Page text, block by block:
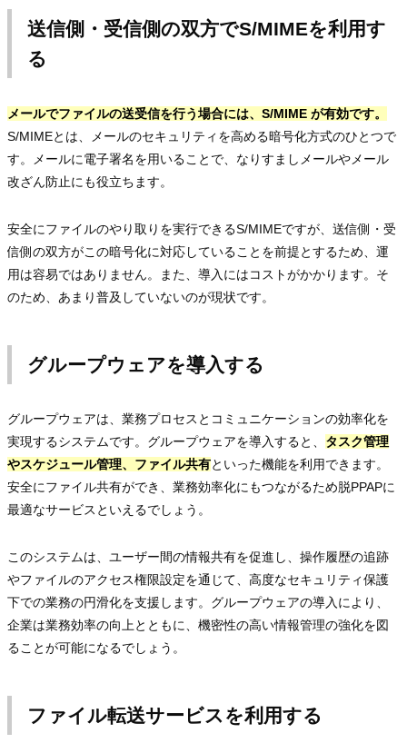
送信側・受信側の双方でS/MIMEを利用す
る
メールでファイルの送受信を行う場合には、S/MIME が有効です。
S/MIMEとは、メールのセキュリティを高める暗号化方式のひとつで
す。メールに電子署名を用いることで、なりすましメールやメール
改ざん防止にも役立ちます。
安全にファイルのやり取りを実行できるS/MIMEですが、送信側・受
信側の双方がこの暗号化に対応していることを前提とするため、運
用は容易ではありません。また、導入にはコストがかかります。そ
のため、あまり普及していないのが現状です。
グループウェアを導入する
グループウェアは、業務プロセスとコミュニケーションの効率化を
実現するシステムです。グループウェアを導入すると、 タスク管理
やスケジュール管理、ファイル共有といった機能を利用できます。
安全にファイル共有ができ、業務効率化にもつながるため脱PPAPに
最適なサービスといえるでしょう。
このシステムは、ユーザー間の情報共有を促進し、操作履歴の追跡
やファイルのアクセス権限設定を通じて、高度なセキュリティ保護
下での業務の円滑化を支援します。グループウェアの導入により、
企業は業務効率の向上とともに、機密性の高い情報管理の強化を図
ることが可能になるでしょう。
ファイル転送サービスを利用する